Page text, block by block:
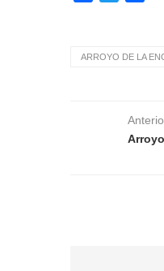
ARROYO DE LA